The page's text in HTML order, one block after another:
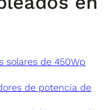
solares de 450Wp
de potencia de